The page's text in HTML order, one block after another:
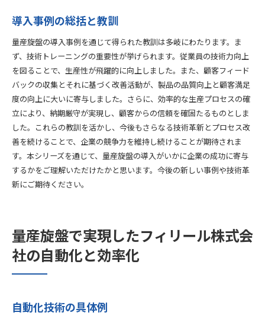
導入事例の総括と教訓
量産旋盤の導入事例を通じて得られた教訓は多岐にわたります。ま
ず、技術トレーニングの重要性が挙げられます。従業員の技術力向上
を図ることで、生産性が飛躍的に向上しました。また、顧客フィード
バックの収集とそれに基づく改善活動が、製品の品質向上と顧客満足
度の向上に大いに寄与しました。さらに、効率的な生産プロセスの確
立により、納期厳守が実現し、顧客からの信頼を確固たるものとしま
した。これらの教訓を活かし、今後もさらなる技術革新とプロセス改
善を続けることで、企業の競争力を維持し続けることが期待されま
す。本シリーズを通じて、量産旋盤の導入がいかに企業の成功に寄与
するかをご理解いただけたかと思います。今後の新しい事例や技術革
新にご期待ください。
量産旋盤で実現したフィリール株式会
社の自動化と効率化
自動化技術の具体例